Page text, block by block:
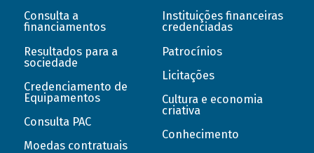
Consulta a
financiamentos
Resultados para a
sociedade
Credenciamento de
Equipamentos
Consulta PAC
Moedas contratuais
Instituições financeiras
credenciadas
Patrocínios
Licitações
Cultura e economia
criativa
Conhecimento